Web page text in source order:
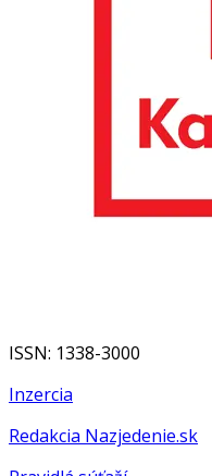
ISSN: 1338-3000
Inzercia
Redakcia Nazjedenie.sk